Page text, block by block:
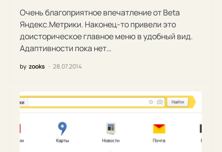
Очень благоприятное впечатление от Beta
Яндекс.Метрики. Наконец-то привели это
доисторическое главное меню в удобный вид.
Адаптивности пока нет…
by zooks 28.07.2014